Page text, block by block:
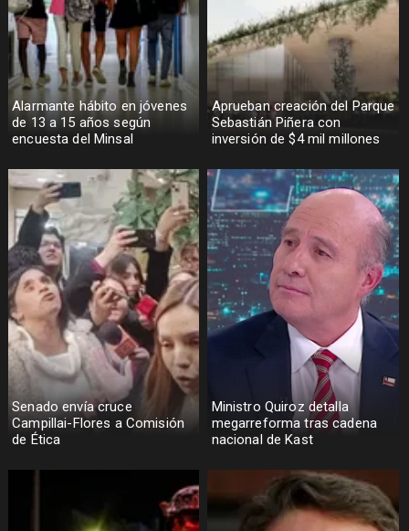
Alarmante hábito en jóvenes
de 13 a 15 años según
encuesta del Minsal
Aprueban creación del Parque
Sebastián Piñera con
inversión de $4 mil millones
Senado envía cruce
Campillai-Flores a Comisión
de Ética
Ministro Quiroz detalla
megarreforma tras cadena
nacional de Kast